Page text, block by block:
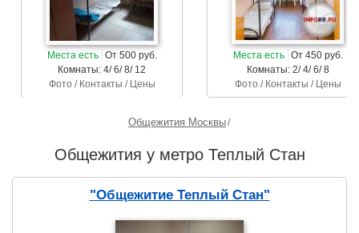
Места есть От 500 руб.
Комнаты: 4/ 6/ 8/ 12
Фото / Контакты / Цены
Места есть От 450 руб.
Комнаты: 2/ 4/ 6/ 8
Фото / Контакты / Цены
Общежития Москвы
Общежития у метро Теплый Стан
"Общежитие Теплый Стан"